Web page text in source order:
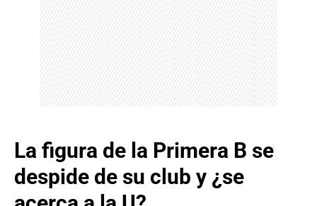
La figura de la Primera B se
despide de su club y ¿se